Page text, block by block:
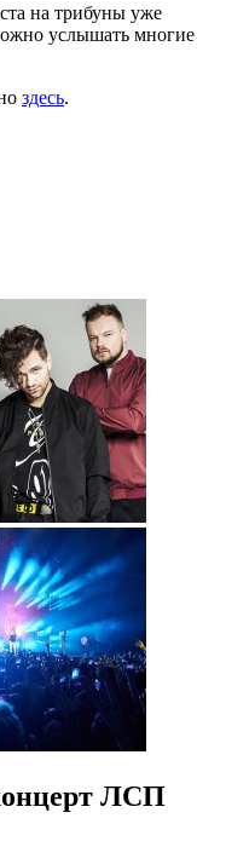
на трибуны уже
услышать многие
здесь.
ЛСП